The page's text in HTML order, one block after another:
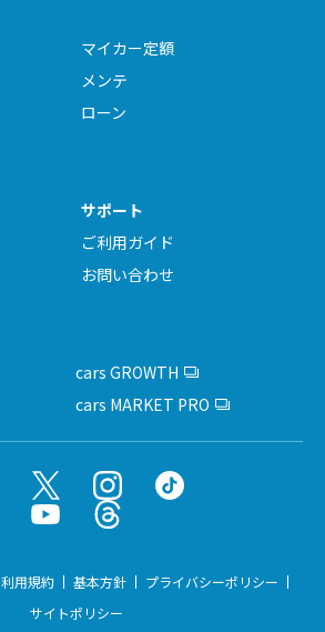
マイカー定額
メンテ
ローン
サポート
ご利用ガイド
お問い合わせ
cars GROWTH
cars MARKET PRO
利用規約 基本方針
プライバシーポリシー
サイトポリシー